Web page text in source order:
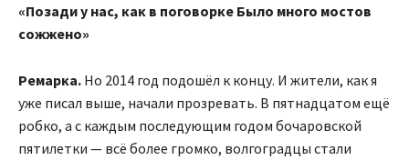
«Позади у нас, как в поговорке Было много мостов
сожжено»
Ремарка. Но 2014 год подошёл к концу. И жители, как я
уже писал выше, начали прозревать. В пятнадцатом ещё
робко, а с каждым последующим годом бочаровской
пятилетки — всё более громко, волгоградцы стали